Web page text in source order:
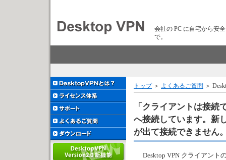
会社の PC に自宅から安
で。
トップ＞ よくあるご質問 ＞
「クライアントは接
へ接続しています。新
が出て接続できません
Desktop VPN クライアント